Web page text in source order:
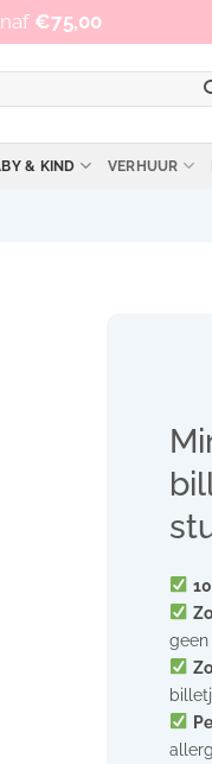
dag verzonden!
& KIND VERHUUR
€75,00